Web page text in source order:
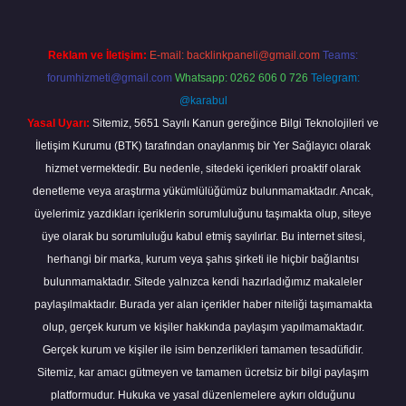
Reklam ve İletişim: E-mail: backlinkpaneli@gmail.com Teams:
forumhizmeti@gmail.com Whatsapp: 0262 606 0 726 Telegram:
@karabul
Yasal Uyarı: Sitemiz, 5651 Sayılı Kanun gereğince Bilgi Teknolojileri ve
İletişim Kurumu (BTK) tarafından onaylanmış bir Yer Sağlayıcı olarak
hizmet vermektedir. Bu nedenle, sitedeki içerikleri proaktif olarak
denetleme veya araştırma yükümlülüğümüz bulunmamaktadır. Ancak,
üyelerimiz yazdıkları içeriklerin sorumluluğunu taşımakta olup, siteye
üye olarak bu sorumluluğu kabul etmiş sayılırlar. Bu internet sitesi,
herhangi bir marka, kurum veya şahıs şirketi ile hiçbir bağlantısı
bulunmamaktadır. Sitede yalnızca kendi hazırladığımız makaleler
paylaşılmaktadır. Burada yer alan içerikler haber niteliği taşımamakta
olup, gerçek kurum ve kişiler hakkında paylaşım yapılmamaktadır.
Gerçek kurum ve kişiler ile isim benzerlikleri tamamen tesadüfidir.
Sitemiz, kar amacı gütmeyen ve tamamen ücretsiz bir bilgi paylaşım
platformudur. Hukuka ve yasal düzenlemelere aykırı olduğunu